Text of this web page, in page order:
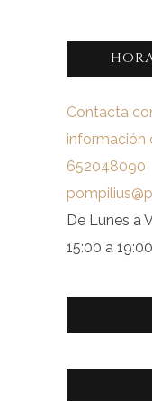
Contacta
información
652048090
De Lunes a
15:00 a 19:00
Ver
Ver